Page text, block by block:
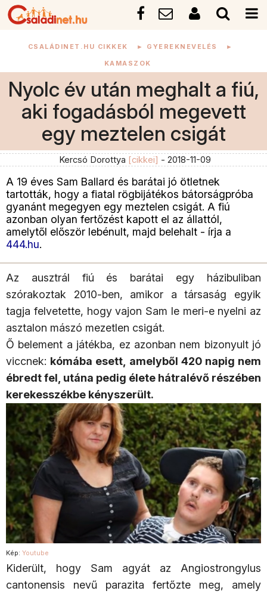
CSALÁDINET.HU CIKKEK ► GYEREKNEVELÉS ►
KAMASZOK
Nyolc év után meghalt a fiú,
aki fogadásból megevett
egy meztelen csigát
Kercsó Dorottya [cikkei] - 2018-11-09
A 19 éves Sam Ballard és barátai jó ötletnek
tartották, hogy a fiatal rögbijátékos bátorságpróba
gyanánt megegyen egy meztelen csigát. A fiú
azonban olyan fertőzést kapott el az állattól,
amelytől először lebénult, majd belehalt - írja a
444.hu.
Az ausztrál fiú és barátai egy házibuliban
szórakoztak 2010-ben, amikor a társaság egyik
tagja felvetette, hogy vajon Sam le meri-e nyelni az
asztalon mászó mezetlen csigát.
Ő belement a játékba, ez azonban nem bizonyult jó
viccnek: kómába esett, amelyből 420 napig nem
ébredt fel, utána pedig élete hátralévő részében
kerekesszékbe kényszerült.
Kép: Youtube
Kiderült, hogy Sam agyát az Angiostrongylus
cantonensis nevű parazita fertőzte meg, amely